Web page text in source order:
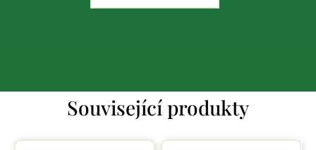
Související produkty